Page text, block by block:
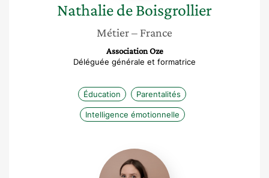
Nathaliede Boisgrollier
Métier– France
Association Oze
Déléguée générale et formatrice
Éducation Parentalités
Intelligence émotionnelle
Rachel
Wadoux